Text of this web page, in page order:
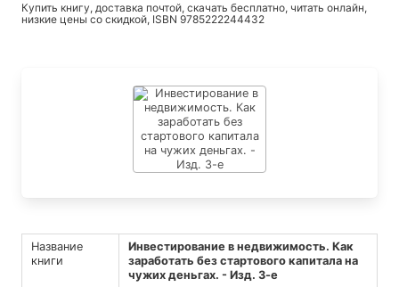
Купить книгу, доставка почтой, скачать бесплатно, читать онлайн,
низкие цены со скидкой, ISBN 9785222244432
Название
книги
Инвестирование в недвижимость. Как
заработать без стартового капитала на
чужих деньгах. - Изд. 3-е